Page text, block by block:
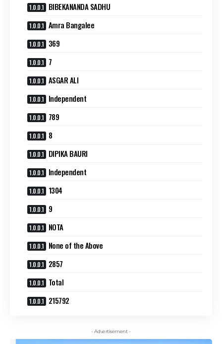
BIBEKANANDA SADHU
Amra Bangalee
369
7
ASGAR ALI
Independent
789
8
DIPIKA BAURI
Independent
1304
9
NOTA
None of the Above
2857
Total
215792
- Advertisement -